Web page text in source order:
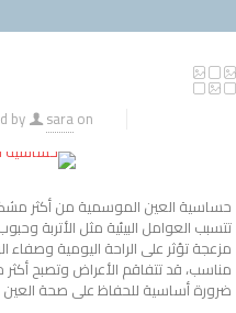
by saraon
حساسية العين الموسمية من أكثر
تتسبب العوامل البيئية مثل الأتربة
مزعجة تؤثر على الراحة اليومية وصفاء
مناسب، قد تتفاقم الأعراض وتصبح
ضرورة أساسية للحفاظ على صحة